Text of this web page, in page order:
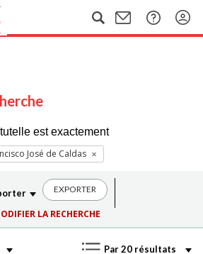
est exactement
José de Caldas
EXPORTER
LA RECHERCHE